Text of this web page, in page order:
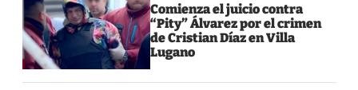
Comienza el juicio contra
“Pity” Álvarez por el crimen
de Cristian Díaz en Villa
Lugano